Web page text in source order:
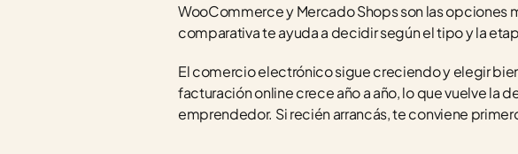
WooCommerce y Mercado Shops son las opciones
comparativa te ayuda a decidir según el tipo y la
El comercio electrónico sigue creciendo y elegir
facturación online crece año a año, lo que vuelve la
emprendedor. Si recién arrancás, te conviene